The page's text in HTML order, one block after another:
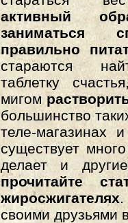
активный
заниматься
правильно
стараются
таблетку
мигом
большинство
теле-магазинах
существует
делает и
прочитайте
жиросжигателях
своими друзьями